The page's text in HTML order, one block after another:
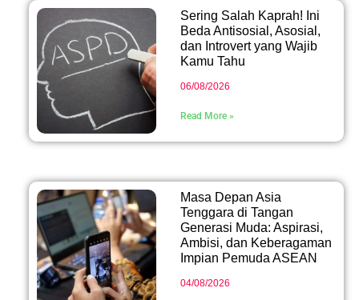
Sering Salah Kaprah! Ini
Beda Antisosial, Asosial,
dan Introvert yang Wajib
Kamu Tahu
06/08/2026
Read More »
Masa Depan Asia
Tenggara di Tangan
Generasi Muda: Aspirasi,
Ambisi, dan Keberagaman
Impian Pemuda ASEAN
04/08/2026